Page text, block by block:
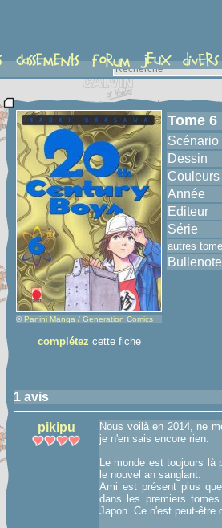
© Panini Manga / Generation Comics
complétez cette fiche
Tome 6
Scénario
Dessin
Couleurs
Année
Editeur
Série
autres
Bullenote
1 avis
pikipu
Nous voilà en 2014, ne
je n'en sais encore rien.
Le monde est toujours là
le nouvel an sanglant.
Ami est présent plus
dans les premiers
Japon. Ce n'est peut-être